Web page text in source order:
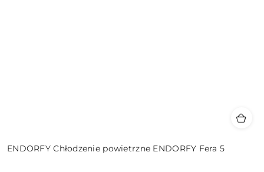
ENDORFY Chłodzenie powietrzne ENDORFY Fera 5